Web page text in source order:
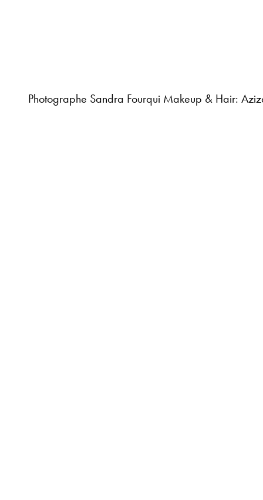
Photographe Sandra Fourqui Makeup & Hair: